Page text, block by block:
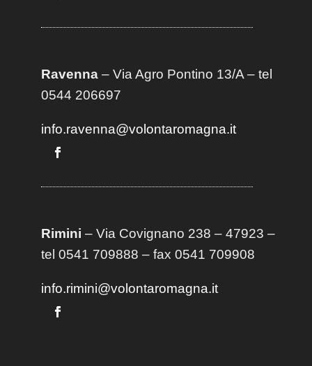
Ravenna– Via Agro Pontino 13/A– tel
0544 206697
info.ravenna@volontaromagna.it
Rimini – Via Covignano 238 – 47923 –
tel 0541 709888 – fax 0541 709908
info.rimini@volontaromagna.it